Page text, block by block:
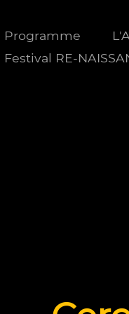
Programme
Festival RE-